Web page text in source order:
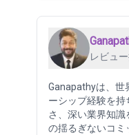
レビュ
Ganapathyは、世
ーシップ経験を
さ、深い業界知
の揺るぎないコミ